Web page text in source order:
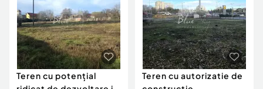
Teren cu potențial
Teren cu autorizatie de